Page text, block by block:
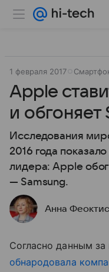
1 февраля 2017
Apple
и обгоняет
Исследования
2016 года
лидера: Apple
— Samsung.
Анна
Согласно данным
обнародовала